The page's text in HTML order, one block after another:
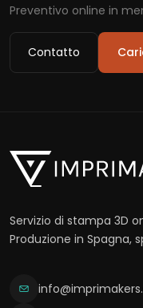
Preventivo online in
Contatto
Servizio di stampa 3D
Produzione in Spagna,